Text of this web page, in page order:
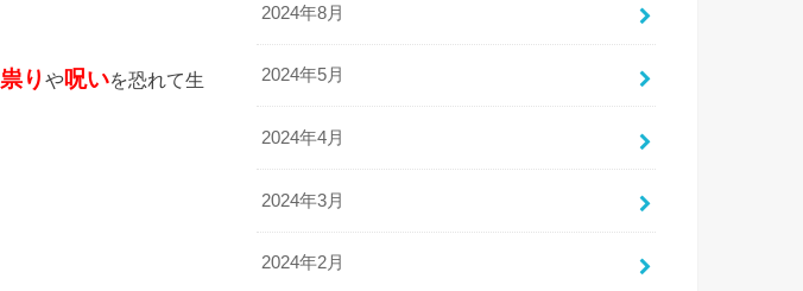
祟り や呪いを恐れて生
2024年8月
2024年5月
2024年4月
2024年3月
2024年2月